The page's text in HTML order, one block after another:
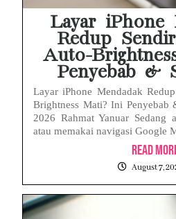
Layar iPhone
Redup
Auto-
Penyebab &
Layar iPhone Mendadak
Brightness Mati? Ini Penyebab
2026 Rahmat Yanuar Sedang
atau memakai navigasi Google
Read
August 7,